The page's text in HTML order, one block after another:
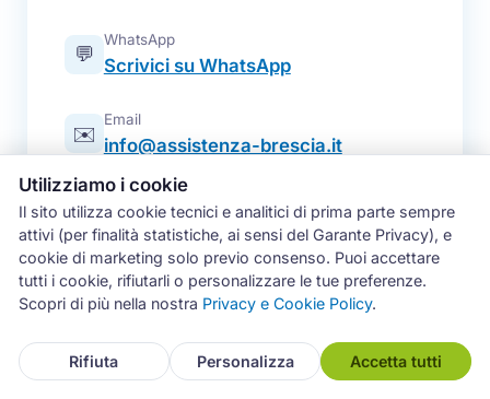
💬
WhatsApp
Scrivici su WhatsApp
✉️
Email
info@assistenza-brescia.it
📋
Modulo online
Prenota un intervento
📍
Zona operativa
Brescia e intera provincia — tutti i
Utilizziamo i cookie
Il sito utilizza cookie tecnici e analitici di prima parte sempre
attivi (per finalità statistiche, ai sensi del Garante Privacy), e
cookie di marketing solo previo consenso. Puoi accettare
tutti i cookie, rifiutarli o personalizzare le tue preferenze.
Scopri di più nella nostra Privacy e Cookie Policy.
Rifiuta Personalizza Accetta tutti